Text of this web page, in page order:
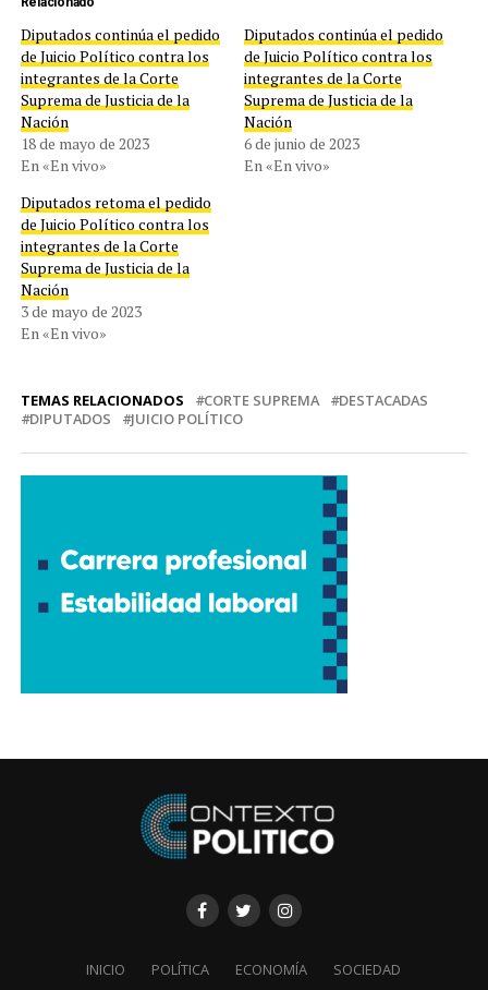
Diputados continúa el pedido
de Juicio Político contra los
integrantes de la Corte
Suprema de Justicia de la
Nación
18 de mayo de 2023
En «En vivo»
Diputados continúa el pedido
de Juicio Político contra los
integrantes de la Corte
Suprema de Justicia de la
Nación
6 de junio de 2023
En «En vivo»
Diputados retoma el pedido
de Juicio Político contra los
integrantes de la Corte
Suprema de Justicia de la
Nación
3 de mayo de 2023
En «En vivo»
TEMAS RELACIONADOS CORTE SUPREMA
DESTACADAS
DIPUTADOS
JUICIO POLÍTICO
INICIO POLÍTICA ECONOMÍA SOCIEDAD